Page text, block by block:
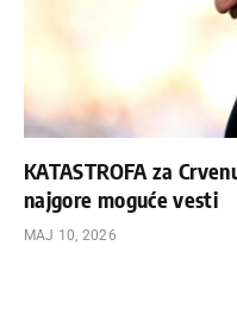
KATASTROFA za
najgore moguće vesti
МАЈ 10, 2026